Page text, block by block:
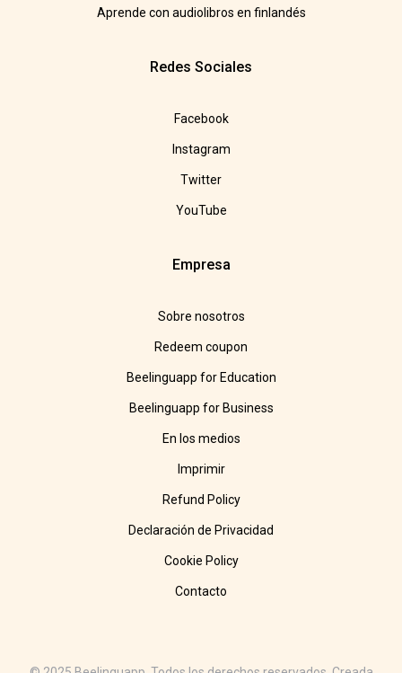
Aprende con audiolibros en finlandés
Redes Sociales
Facebook
Instagram
Twitter
YouTube
Empresa
Sobre nosotros
Redeem coupon
Beelinguapp for Education
Beelinguapp for Business
En los medios
Imprimir
Refund Policy
Declaración de Privacidad
Cookie Policy
Contacto